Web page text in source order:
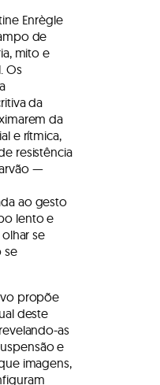
Enrègle
de
mito e
Os
da
da
e rítmica,
resistência
—
ao gesto
lento e
se
se
propõe
deste
as
e
imagens,